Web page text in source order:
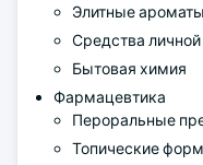
Элитные ароматы
Средства личной
Бытовая химия
Фармацевтика
Пероральные
Топические